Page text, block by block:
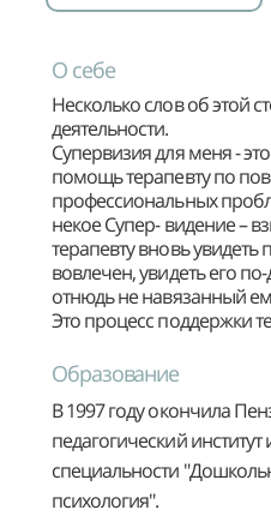
О себе
Несколько слов об этой
деятельности.
Супервизия для меня -
помощь терапевту по
профессиональных
некое Супер- видение –
терапевту вновь
вовлечен, увидеть его
отнюдь не навязанный
Это процесс поддержки
Образование
В 1997 году окончила
педагогический
специальности
психология".